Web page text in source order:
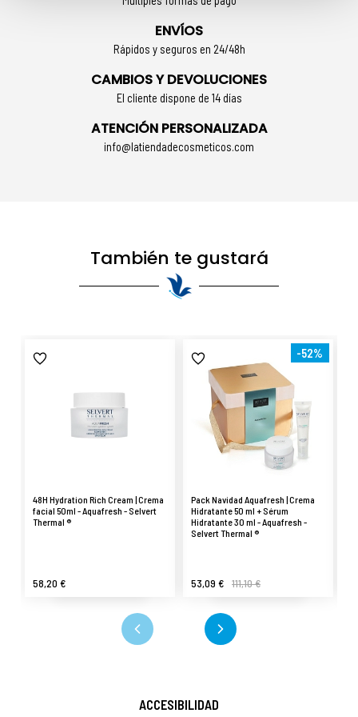
ENVÍOS
Rápidos y seguros en 24/48h
CAMBIOS Y DEVOLUCIONES
El cliente dispone de 14 días
ATENCIÓN PERSONALIZADA
info@latiendadecosmeticos.com
También te gustará
48H Hydration Rich Cream | Crema
facial 50ml - Aquafresh - Selvert
Thermal ®
58,20 €
-52%
Pack Navidad Aquafresh | Crema
Hidratante 50 ml + Sérum
Hidratante 30 ml - Aquafresh -
Selvert Thermal ®
53,09 € 111,10 €
ACCESIBILIDAD